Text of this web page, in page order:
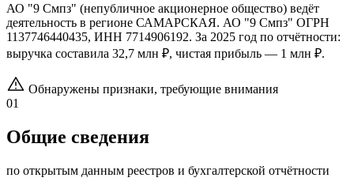
АО "9 Смпз" (непубличное акционерное общество) ведёт
деятельность в регионе САМАРСКАЯ. АО "9 Смпз" ОГРН
1137746440435, ИНН 7714906192. За 2025 год по отчётности:
выручка составила 32,7 млн ₽, чистая прибыль — 1 млн ₽.
Обнаружены признаки, требующие внимания
01
Общие сведения
по открытым данным реестров и бухгалтерской отчётности